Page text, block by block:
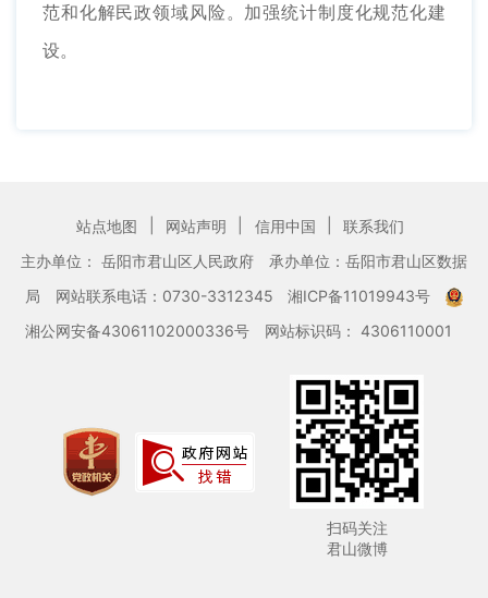
范和化解民政领域风险。加强统计制度化规范化建
设。
站点地图 网站声明 信用中国
联系我们
主办单位： 岳阳市君山区人民政府
承办单位：岳阳市君山区数据
局
网站联系电话：0730-3312345
湘ICP备11019943号
湘公网安备43061102000336号
网站标识码： 4306110001
扫码关注
君山微博